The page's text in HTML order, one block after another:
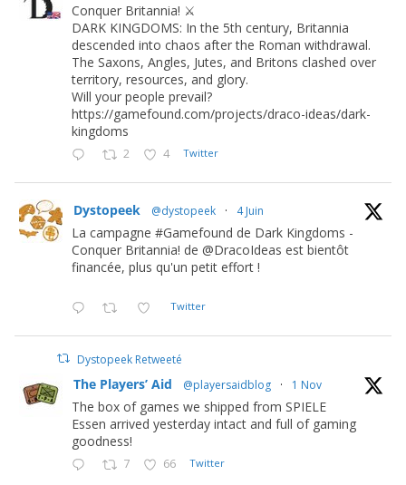
Conquer Britannia! ⚔️
DARK KINGDOMS: In the 5th century, Britannia
descended into chaos after the Roman withdrawal.
The Saxons, Angles, Jutes, and Britons clashed over
territory, resources, and glory.
Will your people prevail?
https://gamefound.com/projects/draco-ideas/dark-
kingdoms
2 4 Twitter
Dystopeek @dystopeek · 4 Juin
La campagne #Gamefound de Dark Kingdoms -
Conquer Britannia! de @DracoIdeas est bientôt
financée, plus qu'un petit effort !
Twitter
Dystopeek Retweeté
The Players’ Aid @playersaidblog · 1 Nov
The box of games we shipped from SPIELE
Essen arrived yesterday intact and full of gaming
goodness!
7 66 Twitter